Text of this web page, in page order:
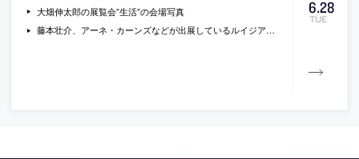
6.28
TUE
大畑伸太郎の展覧会”生活”の会場写真
藤本壮介、アーネ・カーンズなどが出展しているルイジアナ近代美術館の”LIVING Frontiers of Architecture III-IV”の動画